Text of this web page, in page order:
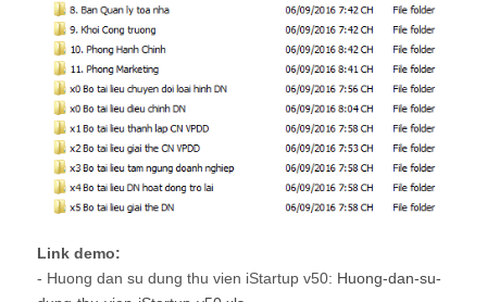
Link demo:
- Huong dan su dung thu vien iStartup v50: Huong-dan-su-